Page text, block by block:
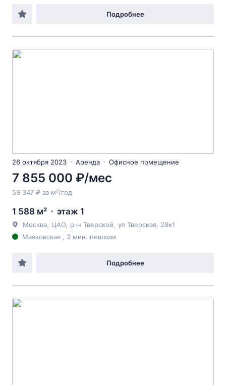
Подробнее
26 октября 2023 Аренда Офисное помещение
7 855 000 ₽/мес
59 347 ₽ за м²/год
1 588 м² этаж 1
Москва ЦАО р-н Тверской ул Тверская , 28к1
Маяковская , 3 мин. пешком
Подробнее